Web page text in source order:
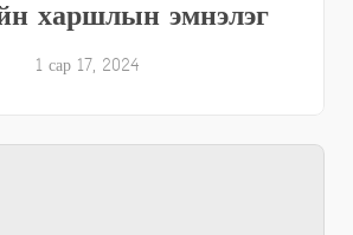
харшлын эмнэлэг
1 сар 17, 2024